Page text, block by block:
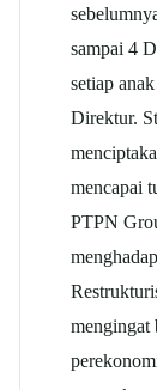
sampai 4
setiap
Direktur.
mencapai
PTPN
mengingat